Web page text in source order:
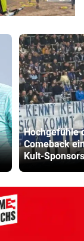
Hochgefühle
Comeback
Kult-Sponsors